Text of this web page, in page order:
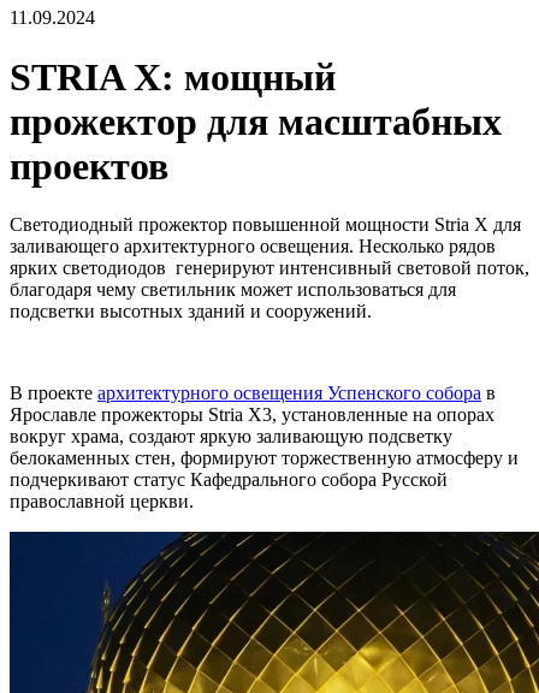
11.09.2024
STRIA X: мощный
прожектор для масштабных
проектов
Светодиодный прожектор повышенной мощности Stria X для
заливающего архитектурного освещения. Несколько рядов
ярких светодиодов генерируют интенсивный световой поток,
благодаря чему светильник может использоваться для
подсветки высотных зданий и сооружений.
В проекте архитектурного освещения Успенского собора в
Ярославле прожекторы Stria X3, установленные на опорах
вокруг храма, создают яркую заливающую подсветку
белокаменных стен, формируют торжественную атмосферу и
подчеркивают статус Кафедрального собора Русской
православной церкви.